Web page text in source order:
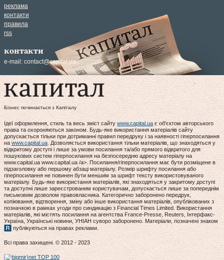
реклама
контакти
правила
rss
контакти
e-mail: contact@capital.ua
Бізнес починається з Капіталу
Ідеї оформлення, стиль та весь зміст сайту www.capital.ua є об'єктом авторського
права та охороняються законом. Будь-яке використання матеріалів сайту
допускається тільки при дотриманні правил передруку і за наявності гіперпосилання
на www.capital.ua . Дозволяється використання тільки матеріалів, що знаходяться у
відкритому доступі і лише за умови посилання та/або прямого відкритого для
пошукових систем гіперпосилання на безпосередню адресу матеріалу на
www.capital.ua www.capital.ua /a>. Посилання/гіперпосилання має бути розміщене в
підзаголовку або першому абзаці матеріалу. Розмір шрифту посилання або
гіперпосилання не повинен бути меншим за шрифт тексту використовуваного
матеріалу. Будь-яке використання матеріалів, які знаходяться у закритому доступі
та доступні лише зареєстрованим користувачам, допускається лише за попереднім
письмовим дозволом правовласника. Категорично заборонено передрук,
копіювання, відтворення, зміну або інше використання матеріалів, опублікованих з
позначкою в рамках угоди про синдикацію з Financial Times Limited. Використання
матеріалів, які містять посилання на агентства France-Presse, Reuters, Інтерфакс-
Україна, Українські новини, УНІАН суворо заборонено. Матеріали, позначені знаком
публікуються на правах реклами.
Всі права захищені. © 2012 - 2023